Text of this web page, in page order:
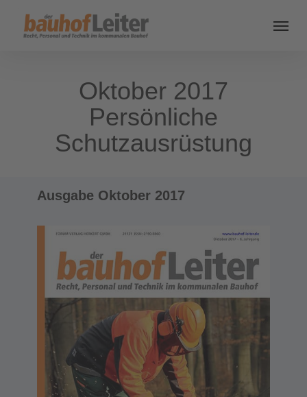
Oktober 2017
Persönliche
Schutzausrüstung
Ausgabe Oktober 2017